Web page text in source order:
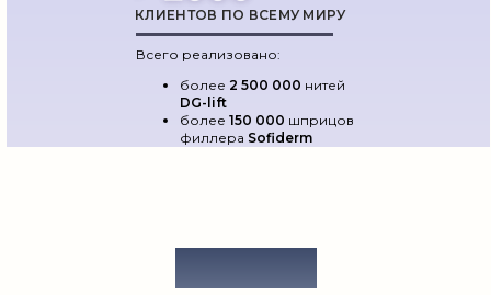
КЛИЕНТОВ ПО ВСЕМУ МИРУ
Всего реализовано:
более 2 500 000 нитей
DG-lift
более 150 000 шприцов
филлера Sofiderm